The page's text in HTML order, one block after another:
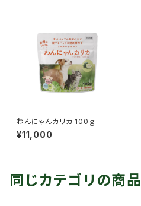
わんにゃんカリカ 100ｇ
¥11,000
同じカテゴリの商品